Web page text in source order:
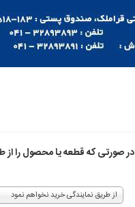
در صورتی که قطعه یا محصول را از
از طریق نمایندگی خرید نخواهم نمود